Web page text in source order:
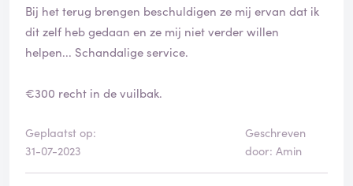
Bij het terug brengen beschuldigen ze mij ervan dat ik
dit zelf heb gedaan en ze mij niet verder willen
helpen... Schandalige service.
€300 recht in de vuilbak.
Geplaatst op:
31-07-2023
Geschreven
door: Amin